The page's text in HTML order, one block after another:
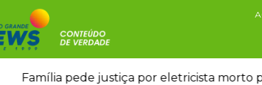
Família pede justiça por eletricista morto